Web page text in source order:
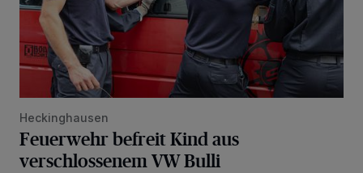
Heckinghausen
Feuerwehr befreit Kind aus
verschlossenem VW Bulli